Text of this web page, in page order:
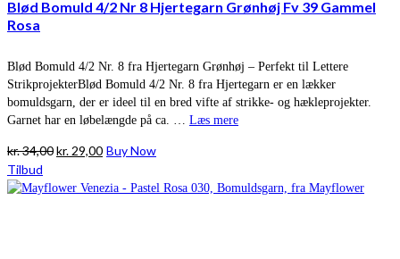
Blød Bomuld 4/2 Nr 8 Hjertegarn Grønhøj Fv 39 Gammel
Rosa
Blød Bomuld 4/2 Nr. 8 fra Hjertegarn Grønhøj – Perfekt til Lettere
StrikprojekterBlød Bomuld 4/2 Nr. 8 fra Hjertegarn er en lækker
bomuldsgarn, der er ideel til en bred vifte af strikke- og hækleprojekter.
Garnet har en løbelængde på ca. … Læs mere
kr.34,00Den
pris
kr. 29,00Den
pris
Buy Now
Tilbud